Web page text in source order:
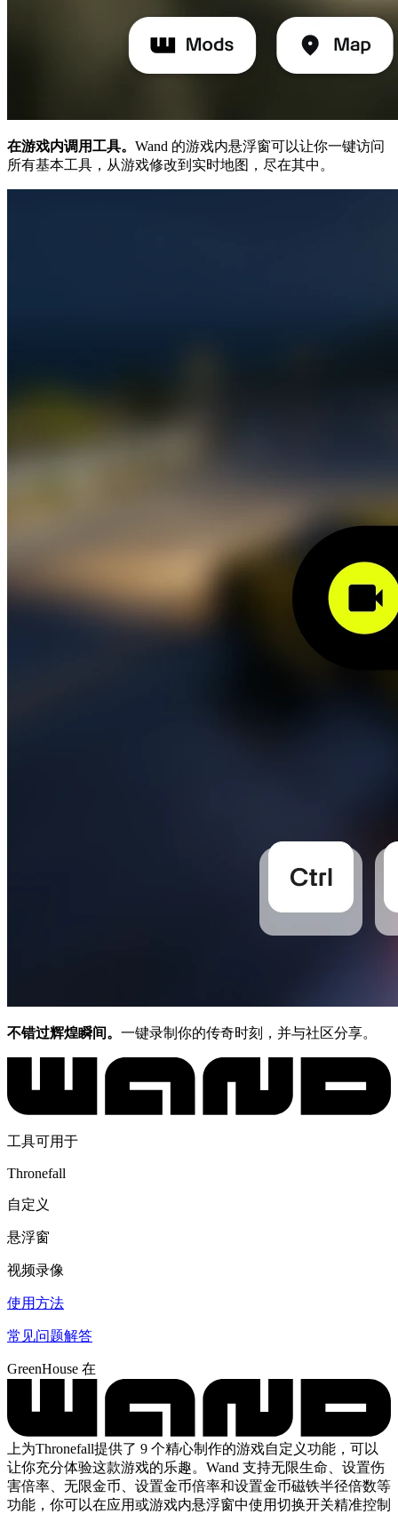
在游戏内调用工具。 Wand 的游戏内悬浮窗可以让你一键访问
所有基本工具，从游戏修改到实时地图，尽在其中。
不错过辉煌瞬间。 一键录制你的传奇时刻，并与社区分享。
工具可用于
Thronefall
自定义
悬浮窗
视频录像
使用方法
常见问题解答
GreenHouse 在
上为Thronefall提供了 9 个精心制作的游戏自定义功能，可以
让你充分体验这款游戏的乐趣。Wand 支持无限生命、设置伤
害倍率、无限金币、设置金币倍率和设置金币磁铁半径倍数等
功能，你可以在应用或游戏内悬浮窗中使用切换开关精准控制